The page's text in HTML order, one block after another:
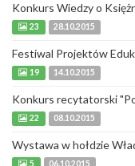
Konkurs Wiedzy o
23 28.10.2015
Festiwal Projektów
19 14.10.2015
Konkurs recytatorski
22 08.10.2015
Wystawa w hołdzie
5 06.10.2015